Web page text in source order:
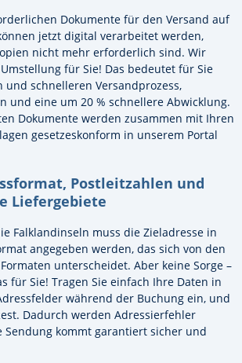
Dokumente für den Versand auf
jetzt digital verarbeitet werden,
nicht mehr erforderlich sind. Wir
für Sie! Das bedeutet für Sie
schnelleren Versandprozess,
und eine um 20 % schnellere Abwicklung.
Dokumente werden zusammen mit Ihren
gesetzeskonform in unserem Portal
Postleitzahlen und
Liefergebiete
Falklandinseln muss die Zieladresse in
angegeben werden, das sich von den
unterscheidet. Aber keine Sorge –
für Sie! Tragen Sie einfach Ihre Daten in
während der Buchung ein, und
Dadurch werden Adressierfehler
kommt garantiert sicher und